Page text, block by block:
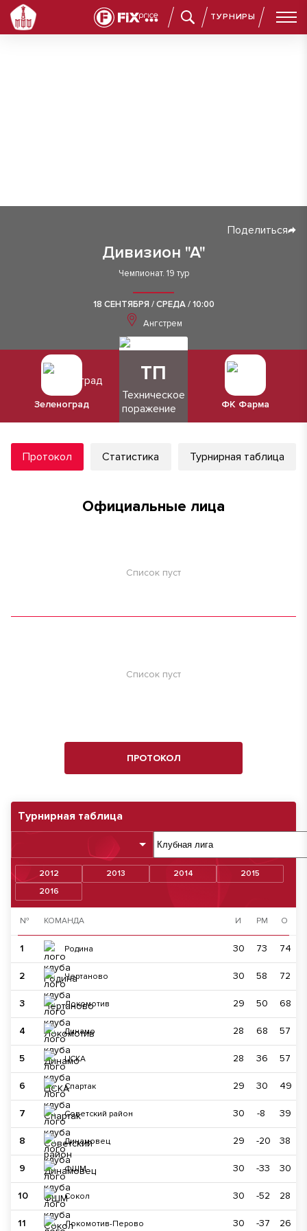
ТУРНИРЫ
Дивизион "А"
Поделиться
Чемпионат. 19 тур
18 СЕНТЯБРЯ / СРЕДА / 10:00
Ангстрем
Зеленоград
ТП
Техническое
поражение
ФК Фарма
Турнирная таблица
2012 2013 2014
2015
2016
№ КОМАНДА И РМ О
1 Родина 30 73 74
2 Чертаново 30 58 72
3 Локомотив 29 50 68
4 Динамо 28 68 57
5 ЦСКА 28 36 57
6 Спартак 29 30 49
7 Советский район 30 -8 39
8 Динамовец 29 -20 38
9 ФШМ 30 -33 30
10 Сокол 30 -52 28
11 Локомотив-Перово 30 -37 26
Протокол Статистика Турнирная таблица
Официальные лица
Список пуст
Список пуст
ПРОТОКОЛ